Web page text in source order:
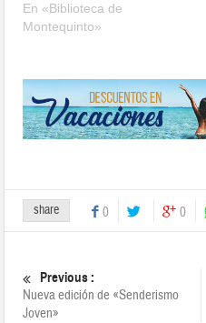
En «Biblioteca de
Montequinto»
share 0 0
Previous :
Nueva edición de «Senderismo
Joven»